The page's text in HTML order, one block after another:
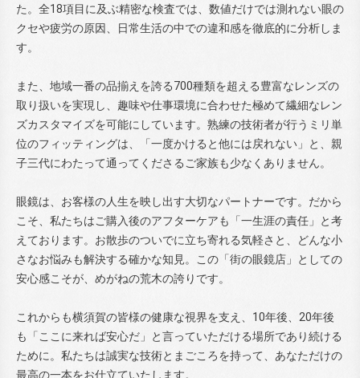
た。全18項目に及ぶ精密な検査では、数値だけでは測れない眼の
クセや疲労の原因、日常生活の中での違和感を徹底的に分析しま
す。
また、地域一番の品揃えを誇る700種類を超える豊富なレンズの
取り扱いを実現し、趣味や仕事環境に合わせた極めて繊細なレン
ズカスタマイズを可能にしています。熟練の技術者が行うミリ単
位のフィッティングは、「一度かけると他には戻れない」と、親
子三代にわたって通ってくださるご家族も少なくありません。
眼鏡は、お客様の人生を映し出す大切なパートナーです。だから
こそ、私たちはご購入後のアフターケアも「一生涯の責任」と考
えております。お散歩のついでに立ち寄れる気軽さと、どんな小
さなお悩みも解決する確かな知見。この「街の眼鏡店」としての
安心感こそが、めがねの荒木の誇りです。
これからも横須賀の皆様の健康な視界を支え、10年後、20年後
も「ここに来れば安心だ」と言っていただける場所であり続ける
ために。私たちは誠実な技術とまごころを持って、あなただけの
最高の一本をお仕立ていたします。